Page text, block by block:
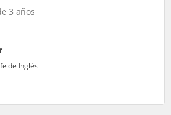
3 años
de Inglés